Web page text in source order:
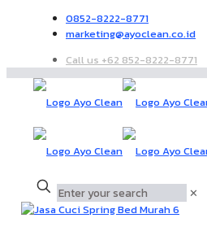
0852-8222-8771
marketing@ayoclean.co.id
Call us +62 852-8222-8771
✕